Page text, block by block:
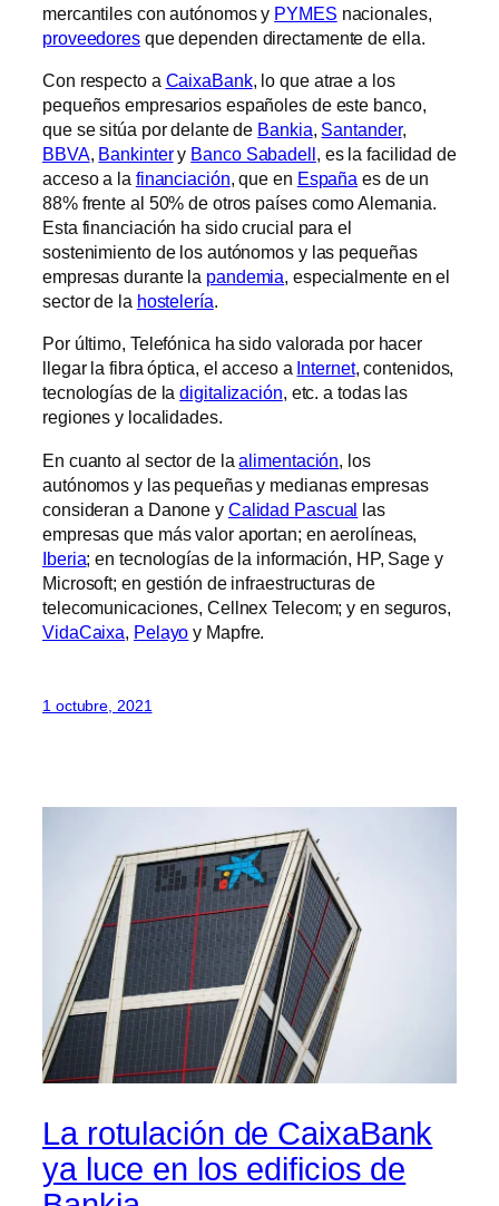
mercantiles con autónomos y PYMES nacionales,
proveedoresque dependen directamente de ella.
Con respecto a CaixaBank, lo que atrae a los
pequeños empresarios españoles de este banco,
que se sitúa por delante de Bankia, Santander,
BBVA, Bankintery Banco Sabadell, es la facilidad de
acceso a la financiación, que en España es de un
88% frente al 50% de otros países como Alemania.
Esta financiación ha sido crucial para el
sostenimiento de los autónomos y las pequeñas
empresas durante la pandemia, especialmente en el
sector de la hostelería.
Por último, Telefónica ha sido valorada por hacer
llegar la fibra óptica, el acceso a Internet, contenidos,
tecnologías de ladigitalización, etc. a todas las
regiones y localidades.
En cuanto al sector de laalimentación , los
autónomos y las pequeñas y medianas empresas
consideran a Danone y Calidad Pascual las
empresas que más valor aportan; en aerolíneas,
Iberia; en tecnologías de la información, HP, Sage y
Microsoft; en gestión de infraestructuras de
telecomunicaciones, Cellnex Telecom; y en seguros,
VidaCaixa Pelayo y Mapfre.
1 octubre, 2021
La rotulación de CaixaBank
ya luce en los edificios de